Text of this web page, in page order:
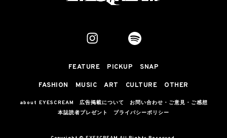
FEATURE PICKUP SNAP
FASHION MUSIC ART CULTURE OTHER
about EYESCREAM 広告掲載について
お問い合わせ・ご意見・ご感想
本誌読者プレゼント
プライバシーポリシー